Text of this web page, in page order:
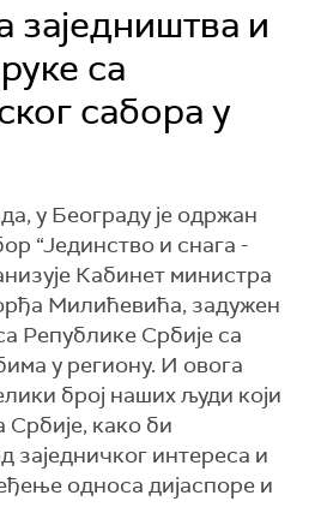
заједништва и
са
сабора у
у Београду је одржан
“Јединство и снага -
Кабинет министра
Милићевића, задужен
Републике Србије са
у региону. И овога
број наших људи који
како би
заједничког интереса и
односа дијаспоре и